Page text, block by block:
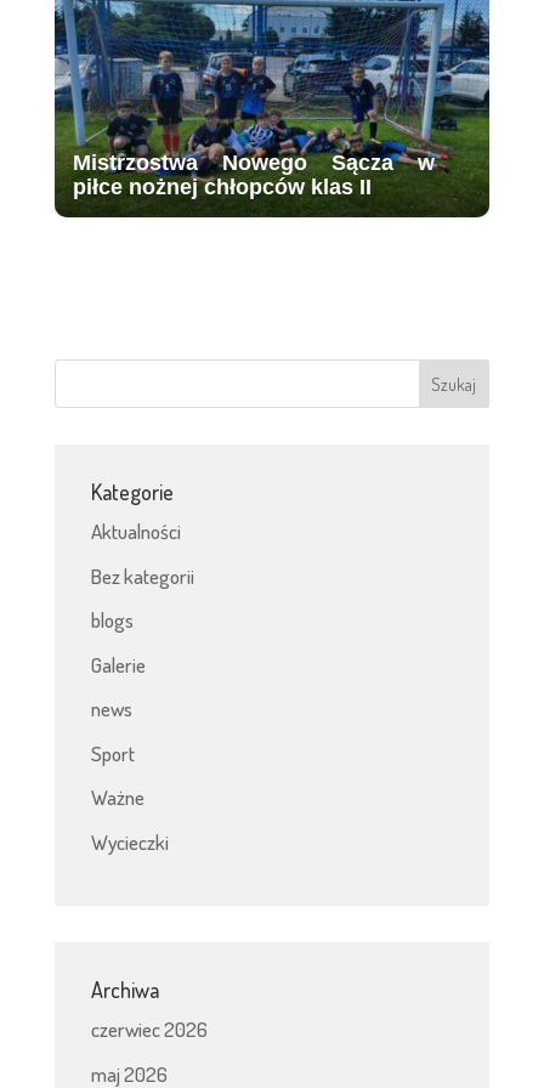
Mistrzostwa Nowego Sącza w
piłce nożnej chłopców klas II
Kategorie
Aktualności
Bez kategorii
blogs
Galerie
news
Sport
Ważne
Wycieczki
Archiwa
czerwiec 2026
maj 2026